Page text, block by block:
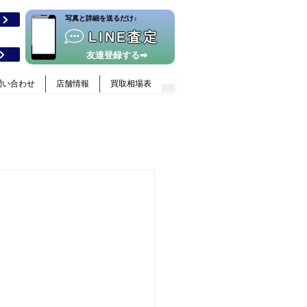
LINE査定
​写真と詳細を送るだけ♪
友達登録する➡
い合わせ 店舗情報 買取相場表